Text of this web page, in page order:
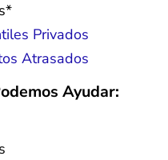
Privados
Atrasados
Ayudar: